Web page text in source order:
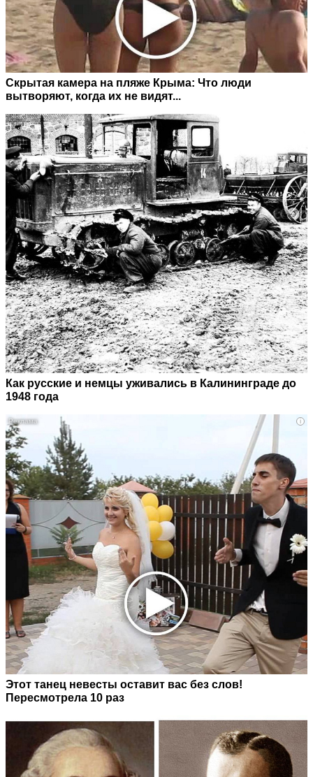
Скрытая камера на пляже Крыма: Что люди
вытворяют, когда их не видят...
Как русские и немцы уживались в Калининграде до
1948 года
i
Этот танец невесты оставит вас без слов!
Пересмотрела 10 раз